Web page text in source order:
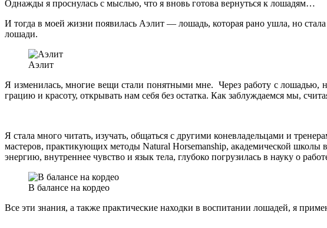
Однажды я проснулась с мыслью, что я вновь готова вернуться к лошадям…
И тогда в моей жизни появилась Аэлит — лошадь, которая рано ушла, но
лошади.
Аэлит
Я изменилась, многие вещи стали понятными мне. Через работу с лошадью,
грацию и красоту, открывать нам себя без остатка. Как заблуждаемся мы,
Я стала много читать, изучать, общаться с другими коневладельцами и
мастеров, практикующих методы Natural Horsemanship, академической
энергию, внутреннее чувство и язык тела, глубоко погрузилась в науку о
В балансе на кордео
Все эти знания, а также практические находки в воспитании лошадей, я